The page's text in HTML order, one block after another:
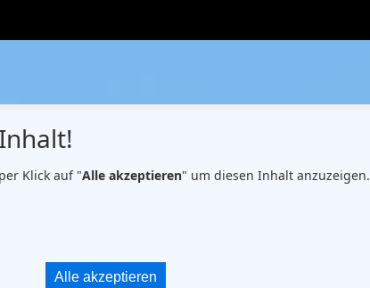
Klick auf "Alle akzeptieren" um diesen Inhalt anzuzeigen.
Alle akzeptieren